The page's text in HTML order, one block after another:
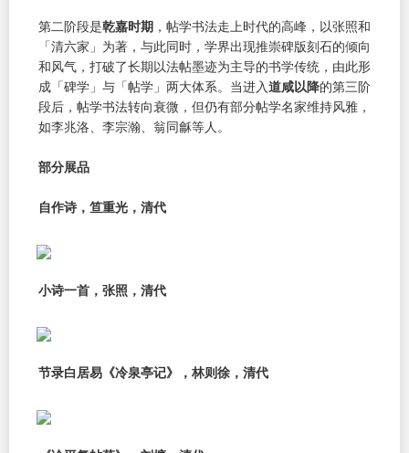
第二阶段是乾嘉时期 ，帖学书法走上时代的高峰，以张照和
「清六家」为著，与此同时，学界出现推崇碑版刻石的倾向
和风气，打破了长期以法帖墨迹为主导的书学传统，由此形
成「碑学」与「帖学」两大体系。当进入道咸以降的第三阶
段后，帖学书法转向衰微，但仍有部分帖学名家维持风雅，
如李兆洛、李宗瀚、翁同龢等人。
部分展品
自作诗，笪重光，清代
小诗一首，张照，清代
节录白居易《冷泉亭记》，林则徐，清代